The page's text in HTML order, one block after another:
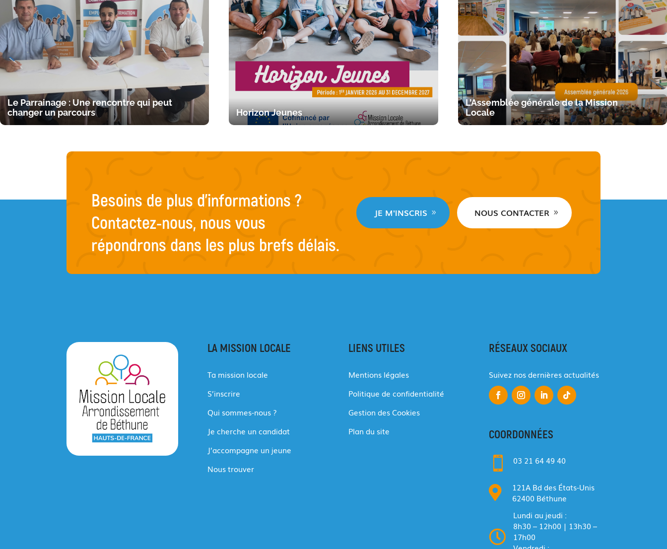
Le Parrainage : Une rencontre qui peut
changer un parcours
Horizon Jeunes
L’Assemblée générale de la Mission
Locale
Besoins de plus d’informations ?
Contactez-nous, nous vous
répondrons dans les plus brefs délais.
JE M'INSCRIS NOUS CONTACTER
LA MISSION LOCALE
Ta mission locale
S’inscrire
Qui sommes-nous ?
Je cherche un candidat
J’accompagne un jeune
Nous trouver
LIENS UTILES
Mentions légales
Politique de confidentialité
Gestion des Cookies
Plan du site
RÉSEAUX SOCIAUX
Suivez nos dernières actualités
COORDONNÉES
 03 21 64 49 40

121A Bd des États-Unis
62400 Béthune

Lundi au jeudi :
8h30 – 12h00 | 13h30 –
17h00